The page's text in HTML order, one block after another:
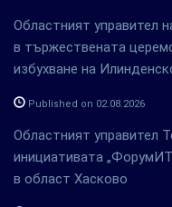
Областният управител
в тържествената
избухване на
Published on 02.08.2026
Областният управител
инициативата
в област Хасково